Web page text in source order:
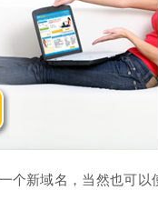
新域名，当然也可以